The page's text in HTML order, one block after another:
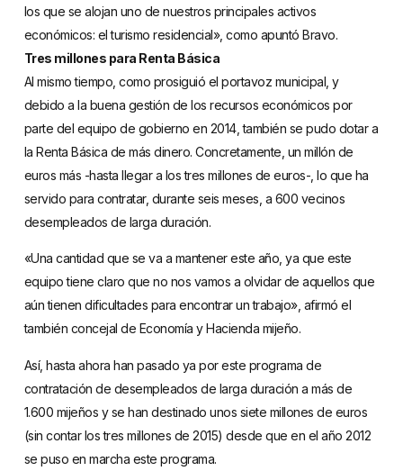
los que se alojan uno de nuestros principales activos
económicos: el turismo residencial», como apuntó Bravo.
Tres millones para Renta Básica
Al mismo tiempo, como prosiguió el portavoz municipal, y
debido a la buena gestión de los recursos económicos por
parte del equipo de gobierno en 2014, también se pudo dotar a
la Renta Básica de más dinero. Concretamente, un millón de
euros más -hasta llegar a los tres millones de euros-, lo que ha
servido para contratar, durante seis meses, a 600 vecinos
desempleados de larga duración.
«Una cantidad que se va a mantener este año, ya que este
equipo tiene claro que no nos vamos a olvidar de aquellos que
aún tienen dificultades para encontrar un trabajo», afirmó el
también concejal de Economía y Hacienda mijeño.
Así, hasta ahora han pasado ya por este programa de
contratación de desempleados de larga duración a más de
1.600 mijeños y se han destinado unos siete millones de euros
(sin contar los tres millones de 2015) desde que en el año 2012
se puso en marcha este programa.